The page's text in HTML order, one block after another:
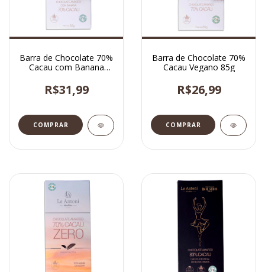
Barra de Chocolate 70%
Cacau com Banana
R$31,99
Barra de Chocolate 70%
Cacau Vegano 85g
R$26,99